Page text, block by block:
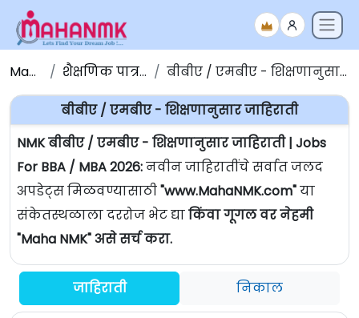
Maha NMK शैक्षणिक पात्रतेनुसार जाहिराती बीबीए / एमबीए - शिक्षणानुसार जाहिराती | Jobs For BBA / MBA
बीबीए / एमबीए - शिक्षणानुसार जाहिराती
NMK बीबीए / एमबीए - शिक्षणानुसार जाहिराती | Jobs
For BBA / MBA 2026:नवीन जाहिरातींचे सर्वात जलद
अपडेट्स मिळवण्यासाठी"www.MahaNMK.com"या
संकेतस्थळाला दररोज भेट द्याकिंवा गूगल वर नेहमी
"Maha NMK" असे सर्च करा.
जाहिराती निकाल